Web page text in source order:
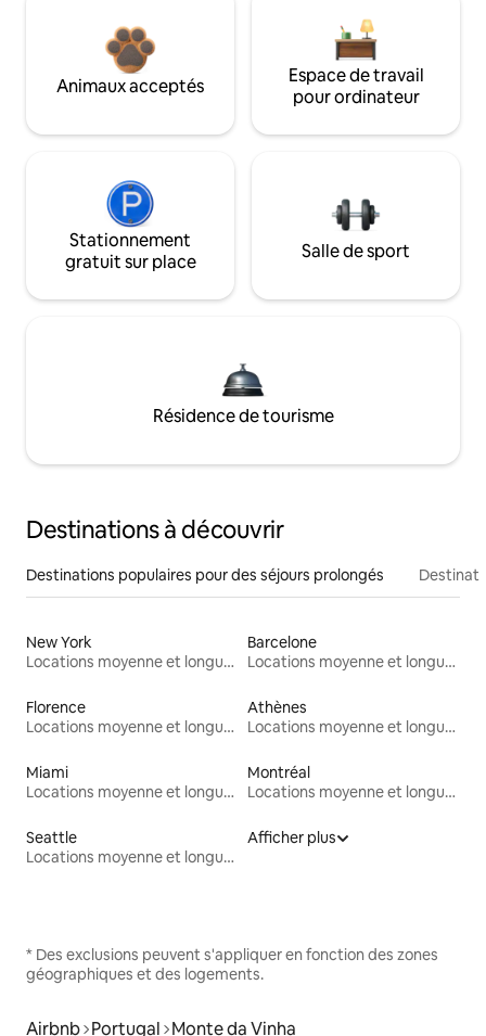
Animaux acceptés
Espace de travail
pour ordinateur
Stationnement
gratuit sur place
Salle de sport
Résidence de tourisme
Destinations à découvrir
Destinations populaires pour des séjours prolongés
New York
Locations moyenne et longue durée
Barcelone
Locations moyenne et longue durée
Florence
Locations moyenne et longue durée
Athènes
Locations moyenne et longue durée
Miami
Locations moyenne et longue durée
Montréal
Locations moyenne et longue durée
Seattle
Locations moyenne et longue durée
Afficher plus
* Des exclusions peuvent s'appliquer en fonction des zones
géographiques et des logements.
Airbnb Portugal Monte da Vinha